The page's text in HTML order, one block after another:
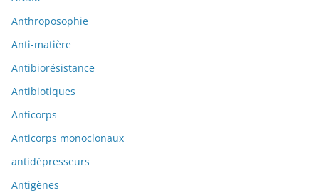
Anthroposophie
Anti-matière
Antibiorésistance
Antibiotiques
Anticorps
Anticorps monoclonaux
antidépresseurs
Antigènes